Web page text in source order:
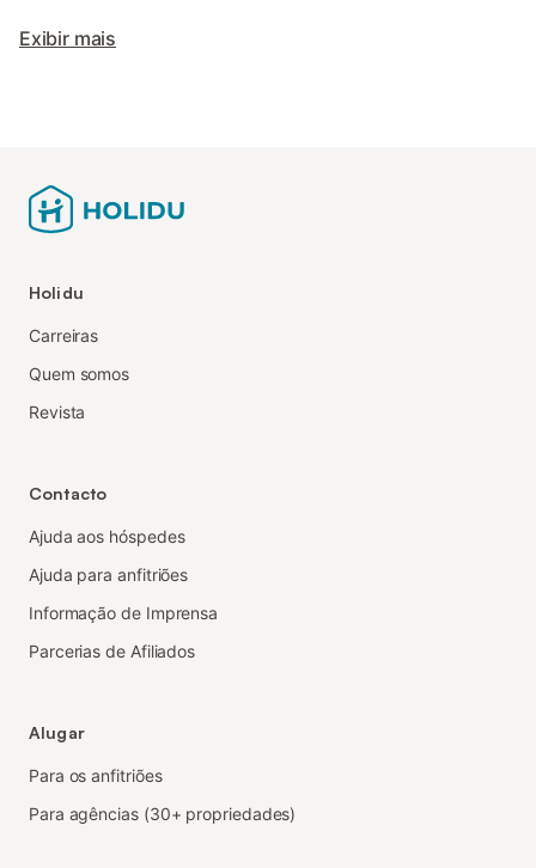
Exibir mais
Holidu
Carreiras
Quem somos
Revista
Contacto
Ajuda aos hóspedes
Ajuda para anfitriões
Informação de Imprensa
Parcerias de Afiliados
Alugar
Para os anfitriões
Para agências (30+ propriedades)